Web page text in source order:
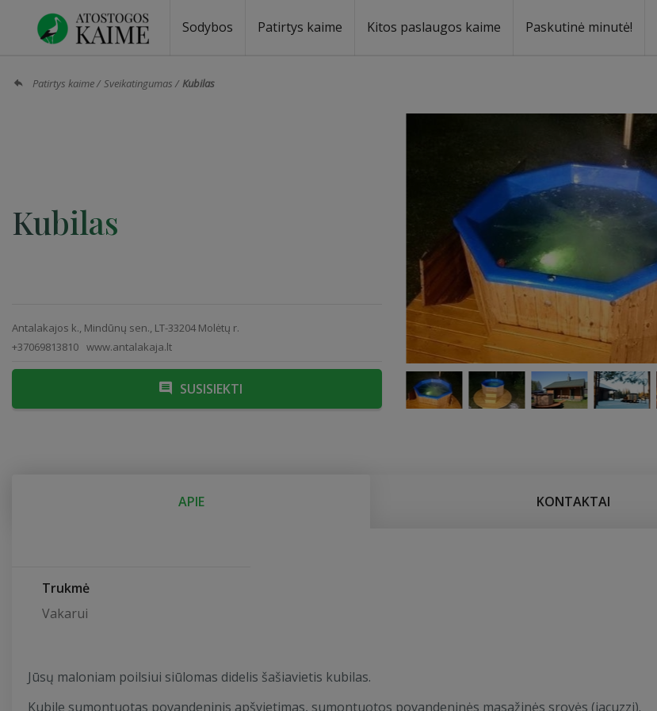
Sodybos Patirtys kaime Kitos paslaugos kaime Paskutinė minutė!
Patirtys kaime Sveikatingumas Kubilas
Kubilas
Antalakajos k., Mindūnų sen., LT-33204 Molėtų r.
+37069813810 www.antalakaja.lt
SUSISIEKTI
APIE KONTAKTAI
Trukmė
Vakarui
Jūsų maloniam poilsiui siūlomas didelis šašiavietis kubilas.
Kubile sumontuotas povandeninis apšvietimas, sumontuotos povandeninės masažinės srovės (jacuzzi).